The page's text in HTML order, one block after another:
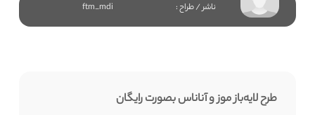
ناشر / طراح : ftm_mdi
طرح لایه‌باز موز و آناناس بصورت رایگان